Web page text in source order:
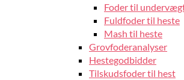
Foder til
Fuldfoder til heste
Mash til heste
Grovfoderanalyser
Hestegodbidder
Tilskudsfoder til hest